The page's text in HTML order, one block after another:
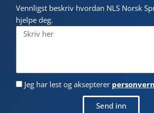
Vennligst beskriv hvordan NLS Norsk
hjelpe deg.
Jeg har lest og aksepterer
Send inn